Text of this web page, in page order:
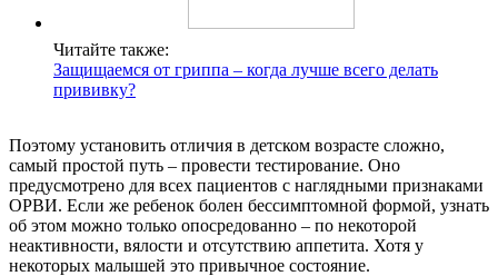
Читайте также:
Защищаемся от гриппа – когда лучше всего делать
прививку?
Поэтому установить отличия в детском возрасте сложно,
самый простой путь – провести тестирование. Оно
предусмотрено для всех пациентов с наглядными признаками
ОРВИ. Если же ребенок болен бессимптомной формой, узнать
об этом можно только опосредованно – по некоторой
неактивности, вялости и отсутствию аппетита. Хотя у
некоторых малышей это привычное состояние.